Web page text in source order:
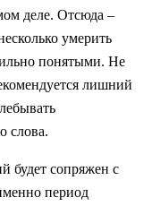
деле. Отсюда –
умерить
понятыми. Не
лишний
слова.
будет сопряжен с
период